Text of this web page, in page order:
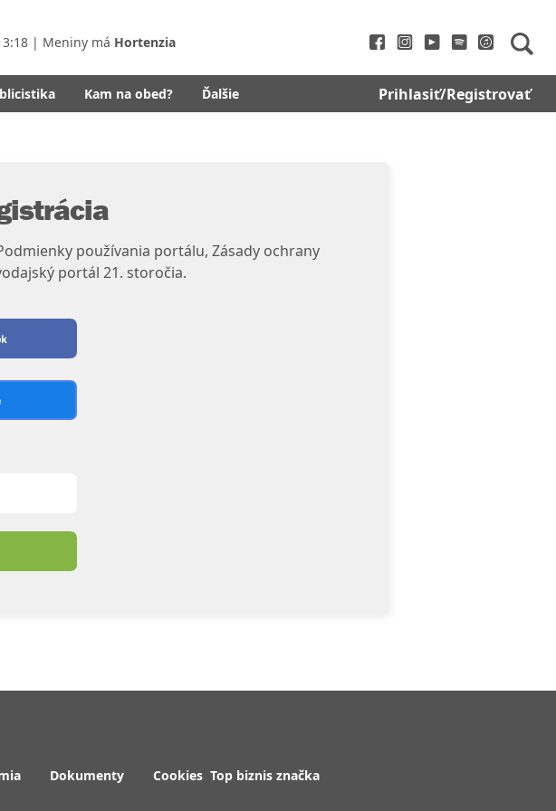
| Meniny má Hortenzia
Kam na obed? Ďalšie Prihlasiť/Registrovať
používania portálu, Zásady ochrany
portál 21. storočia.
Dokumenty Cookies Top biznis značka